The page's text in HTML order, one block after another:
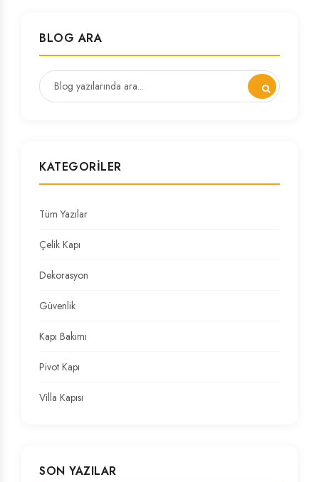
BLOG ARA
KATEGORILER
Tüm Yazılar
Çelik Kapı
Dekorasyon
Güvenlik
Kapı Bakımı
Pivot Kapı
Villa Kapısı
SON YAZILAR